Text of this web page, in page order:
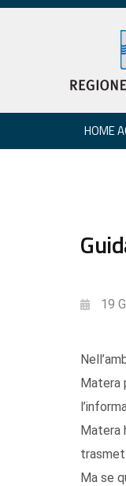
HOME
19
Matera
Matera
Ma se